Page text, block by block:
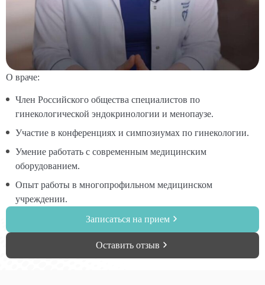
О враче:
Член Российского общества специалистов по
гинекологической эндокринологии и менопаузе.
Участие в конференциях и симпозиумах по гинекологии.
Умение работать с современным медицинским
оборудованием.
Опыт работы в многопрофильном медицинском
учреждении.
Записаться на прием
Оставить отзыв